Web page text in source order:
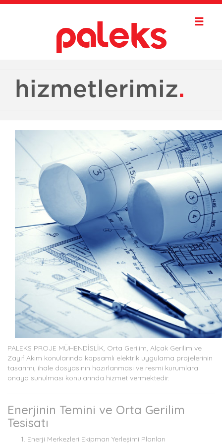
hizmetlerimiz
PALEKS PROJE MÜHENDİSLİK, Orta Gerilim, Alçak Gerilim ve
Zayıf Akım konularında kapsamlı elektrik uygulama projelerinin
tasarımı, ihale dosyasının hazırlanması ve resmi kurumlara
onaya sunulması konularında hizmet vermektedir.
Enerjinin Temini ve Orta Gerilim
Tesisatı
Enerji Merkezleri Ekipman Yerleşimi Planları